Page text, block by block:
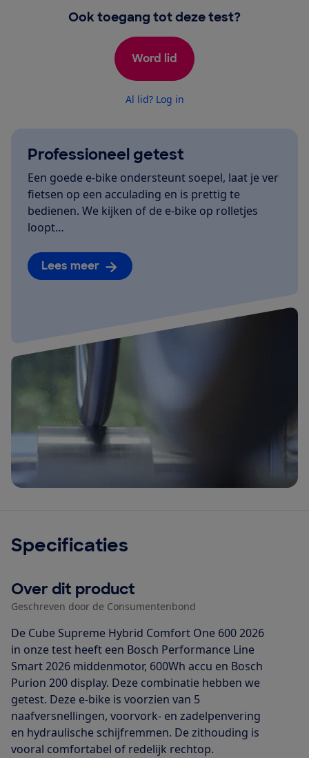
Ook toegang tot deze test?
Word lid
Al lid? Log in
Professioneel getest
Een goede e-bike ondersteunt soepel, laat je ver
fietsen op een acculading en is prettig te
bedienen. We kijken of de e-bike op rolletjes
loopt…
Lees meer
Specificaties
Over dit product
Geschreven door de Consumentenbond
De Cube Supreme Hybrid Comfort One 600 2026
in onze test heeft een Bosch Performance Line
Smart 2026 middenmotor, 600Wh accu en Bosch
Purion 200 display. Deze combinatie hebben we
getest. Deze e-bike is voorzien van 5
naafversnellingen, voorvork- en zadelpenvering
en hydraulische schijfremmen. De zithouding is
vooral comfortabel of redelijk rechtop.